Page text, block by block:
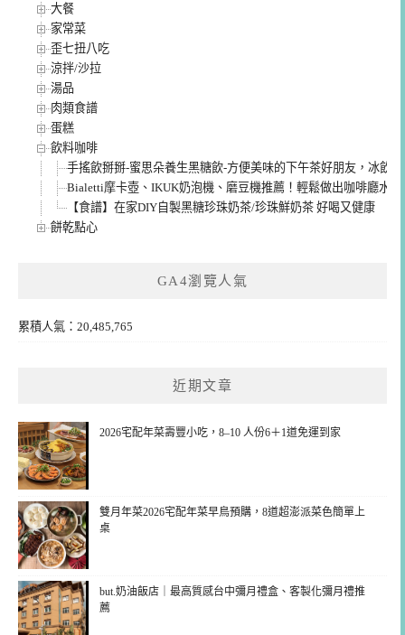
大餐
家常菜
歪七扭八吃
涼拌/沙拉
湯品
肉類食譜
蛋糕
飲料咖啡
手搖飲掰掰-蜜思朵養生黑糖飲-方便美味的下午茶好朋友，冰飲
Bialetti摩卡壺、IKUK奶泡機、磨豆機推薦！輕鬆做出咖啡廳水準
【食譜】在家DIY自製黑糖珍珠奶茶/珍珠鮮奶茶 好喝又健康
餅乾點心
GA4瀏覽人氣
累積人氣：20,485,765
近期文章
2026宅配年菜壽豐小吃，8–10 人份6＋1道免運到家
雙月年菜2026宅配年菜早鳥預購，8道超澎派菜色簡單上
桌
but.奶油飯店｜最高質感台中彌月禮盒、客製化彌月禮推
薦